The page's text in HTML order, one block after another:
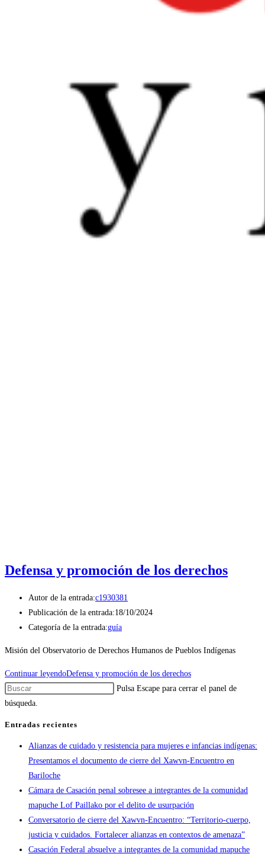
Defensa y promoción de los derechos
Autor de la entrada:c1930381
Publicación de la entrada:18/10/2024
Categoría de la entrada:guía
Misión del Observatorio de Derechos Humanos de Pueblos Indígenas
Continuar leyendoDefensa y promoción de los derechos
Pulsa Escape para cerrar el panel de
búsqueda.
Entradas recientes
Alianzas de cuidado y resistencia para mujeres e infancias indígenas:
Presentamos el documento de cierre del Xawvn-Encuentro en
Bariloche
Cámara de Casación penal sobresee a integrantes de la comunidad
mapuche Lof Paillako por el delito de usurpación
Conversatorio de cierre del Xawvn-Encuentro: “Territorio-cuerpo,
justicia y cuidados. Fortalecer alianzas en contextos de amenaza”
Casación Federal absuelve a integrantes de la comunidad mapuche